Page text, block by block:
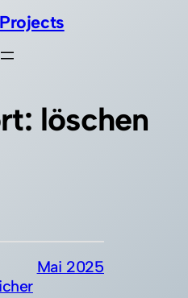
löschen
Mai 2025